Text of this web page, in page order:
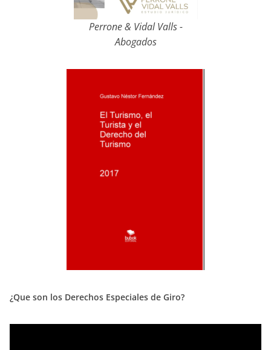
Perrone & Vidal Valls -
Abogados
¿Que son los Derechos Especiales de Giro?